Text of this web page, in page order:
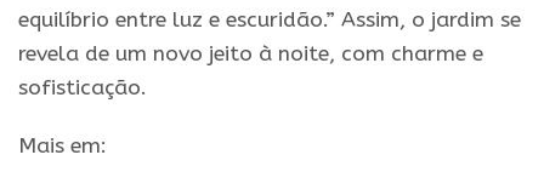
equilíbrio entre luz e escuridão.” Assim, o jardim se
revela de um novo jeito à noite, com charme e
sofisticação.
Mais em: